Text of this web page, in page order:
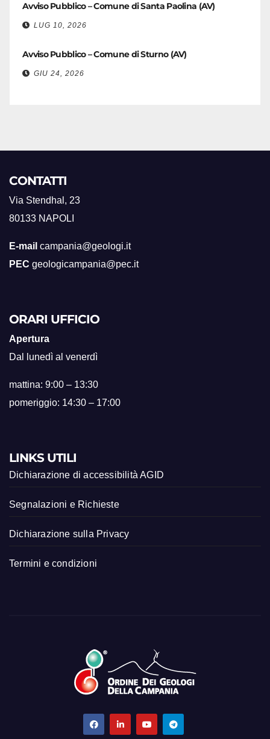
Avviso Pubblico – Comune di Santa Paolina (AV)
LUG 10, 2026
Avviso Pubblico – Comune di Sturno (AV)
GIU 24, 2026
CONTATTI
Via Stendhal, 23
80133 NAPOLI
E-mail campania@geologi.it
PEC geologicampania@pec.it
ORARI UFFICIO
Apertura
Dal lunedì al venerdì
mattina: 9:00 – 13:30
pomeriggio: 14:30 – 17:00
LINKS UTILI
Dichiarazione di accessibilità AGID
Segnalazioni e Richieste
Dichiarazione sulla Privacy
Termini e condizioni